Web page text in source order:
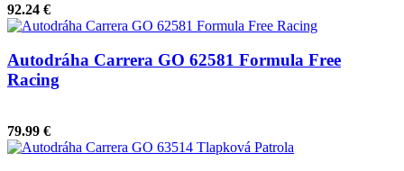
92.24 €
Autodráha Carrera GO 62581 Formula Free
Racing
79.99 €